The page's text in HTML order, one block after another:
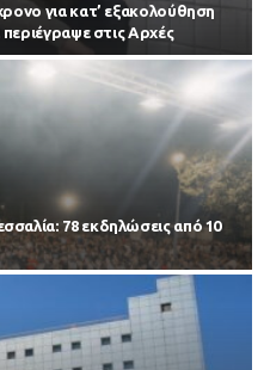
για κατ’ εξακολούθηση
περιέγραψε στις Αρχές
78 εκδηλώσεις από 10